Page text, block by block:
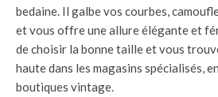
bedaine. Il galbe vos courbes,
et vous offre une allure élégante et
de choisir la bonne taille et vous
haute dans les magasins spécialisés,
boutiques vintage.